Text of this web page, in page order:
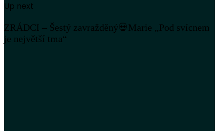
Up next
ZRÁDCI – Šestý zavražděný💀Marie „Pod svícnem
je největší tma“